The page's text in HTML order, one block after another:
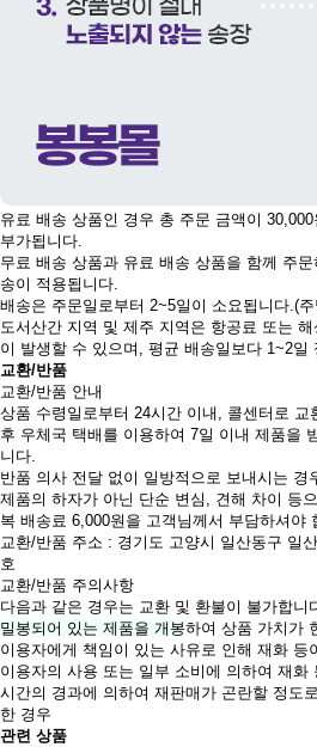
유료 배송 상품인 경우 총 주문 금액이
부가됩니다.
무료 배송 상품과 유료 배송 상품을 함께 주
송이 적용됩니다.
배송은 주문일로부터 2~5일이 소요됩니다.(
도서산간 지역 및 제주 지역은 항공료 또는
이 발생할 수 있으며, 평균 배송일보다 1~2일
교환/반품
교환/반품 안내
상품 수령일로부터 24시간 이내, 콜센터로 교
후 우체국 택배를 이용하여 7일 이내 제품을
니다.
반품 의사 전달 없이 일방적으로 보내시는 경
제품의 하자가 아닌 단순 변심, 견해 차이 등
복 배송료 6,000원을 고객님께서 부담하셔야
교환/반품 주소 : 경기도 고양시 일산동구 일
호
교환/반품 주의사항
다음과 같은 경우는 교환 및 환불이 불가합니
밀봉되어 있는 제품을 개봉하여 상품 가치가
이용자에게 책임이 있는 사유로 인해 재화 등
이용자의 사용 또는 일부 소비에 의하여 재화
시간의 경과에 의하여 재판매가 곤란할 정도
한 경우
관련 상품